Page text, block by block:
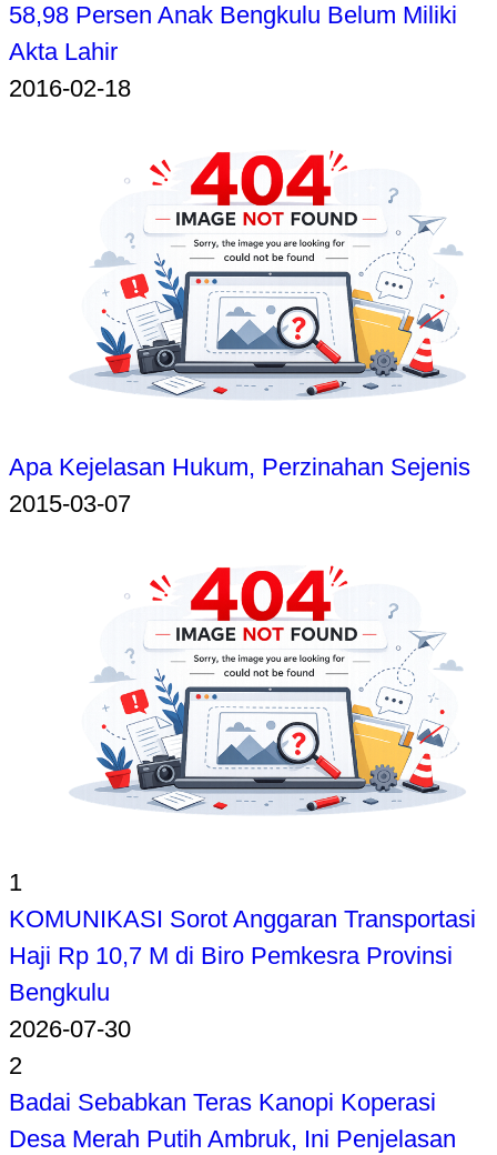
58,98 Persen Anak Bengkulu Belum Miliki
Akta Lahir
2016-02-18
Apa Kejelasan Hukum, Perzinahan Sejenis
2015-03-07
1
KOMUNIKASI Sorot Anggaran Transportasi
Haji Rp 10,7 M di Biro Pemkesra Provinsi
Bengkulu
2026-07-30
2
Badai Sebabkan Teras Kanopi Koperasi
Desa Merah Putih Ambruk, Ini Penjelasan